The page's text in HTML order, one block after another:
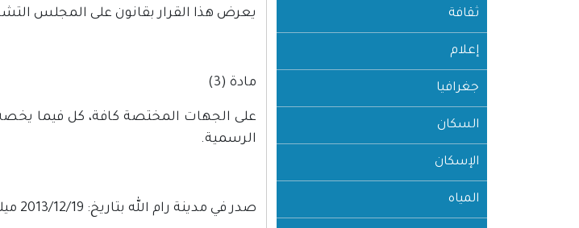
ثقافة
إعلام
جغرافيا
السكان
الإسكان
المياه
يعرض هذا القرار بقانون على المجلس
مادة (3)
على الجهات المختصة كافة، كل فيما
الرسمية.
صدر في مدينة رام الله بتاريخ: 2013/12/19 ميلادية الموافق: 16/ صفر / 1435 هجرية